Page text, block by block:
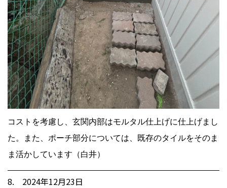
コストを考慮し、玄関内部はモルタル仕上げに仕上げまし
た。また、ポーチ部分については、既存のタイルをそのま
ま活かしています（白井）
8. 2024年12月23日